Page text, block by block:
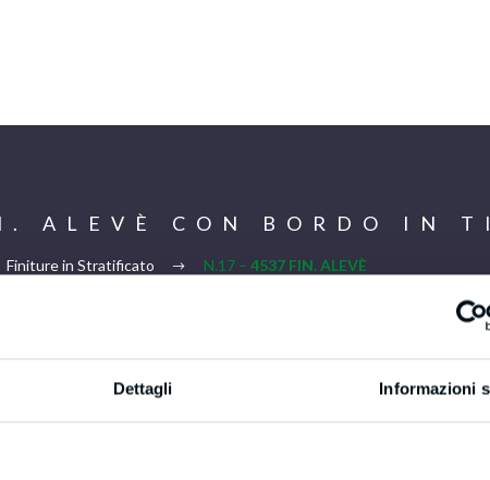
Dettagli Informazioni
ALEVÈ CON BORDO IN
Finiture in Stratificato N.17 – 4537 FIN. ALEVÈ